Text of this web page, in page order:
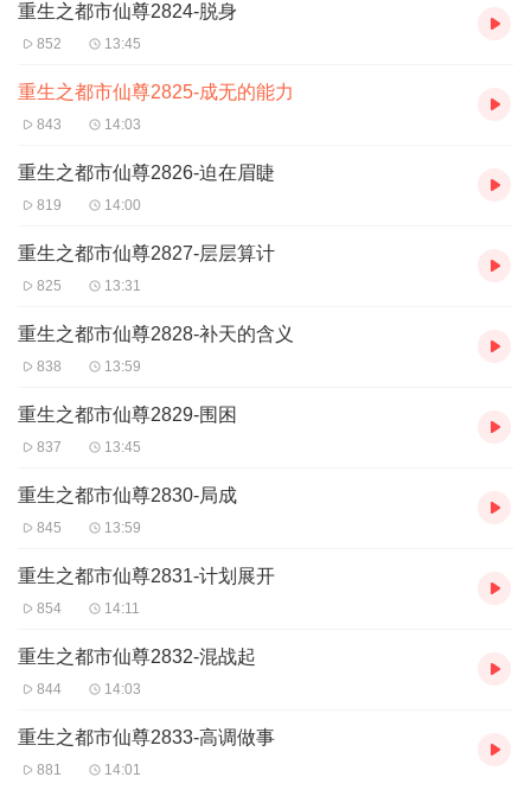
重生之都市仙尊2824-脱身
852 13:45
重生之都市仙尊2825-成无的能力
843 14:03
重生之都市仙尊2826-迫在眉睫
819 14:00
重生之都市仙尊2827-层层算计
825 13:31
重生之都市仙尊2828-补天的含义
838 13:59
重生之都市仙尊2829-围困
837 13:45
重生之都市仙尊2830-局成
845 13:59
重生之都市仙尊2831-计划展开
854 14:11
重生之都市仙尊2832-混战起
844 14:03
重生之都市仙尊2833-高调做事
881 14:01